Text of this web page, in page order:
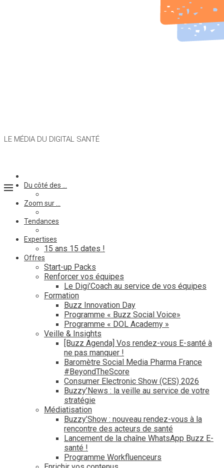
LE MÉDIA DU DIGITAL SANTÉ
Du côté des …
Zoom sur …
Tendances
Expertises
15 ans 15 dates !
Offres
Start-up Packs
Renforcer vos équipes
Le Digi’Coach au service de vos équipes
Formation
Buzz Innovation Day
Programme « Buzz Social Voice»
Programme « DOL Academy »
Veille & Insights
[Buzz Agenda] Vos rendez-vous E-santé à
ne pas manquer !
Baromètre Social Media Pharma France
#BeyondTheScore
Consumer Electronic Show (CES) 2026
Buzzy’News : la veille au service de votre
stratégie
Médiatisation
Buzzy’Show : nouveau rendez-vous à la
rencontre des acteurs de santé
Lancement de la chaîne WhatsApp Buzz E-
santé !
Programme Workfluenceurs